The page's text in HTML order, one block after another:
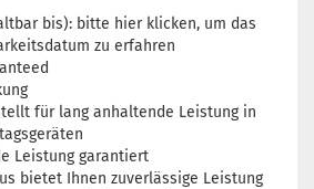
bis): bitte hierklicken, um das
zu erfahren
für lang anhaltende Leistung in
Leistung garantiert
bietet Ihnen zuverlässige Leistung